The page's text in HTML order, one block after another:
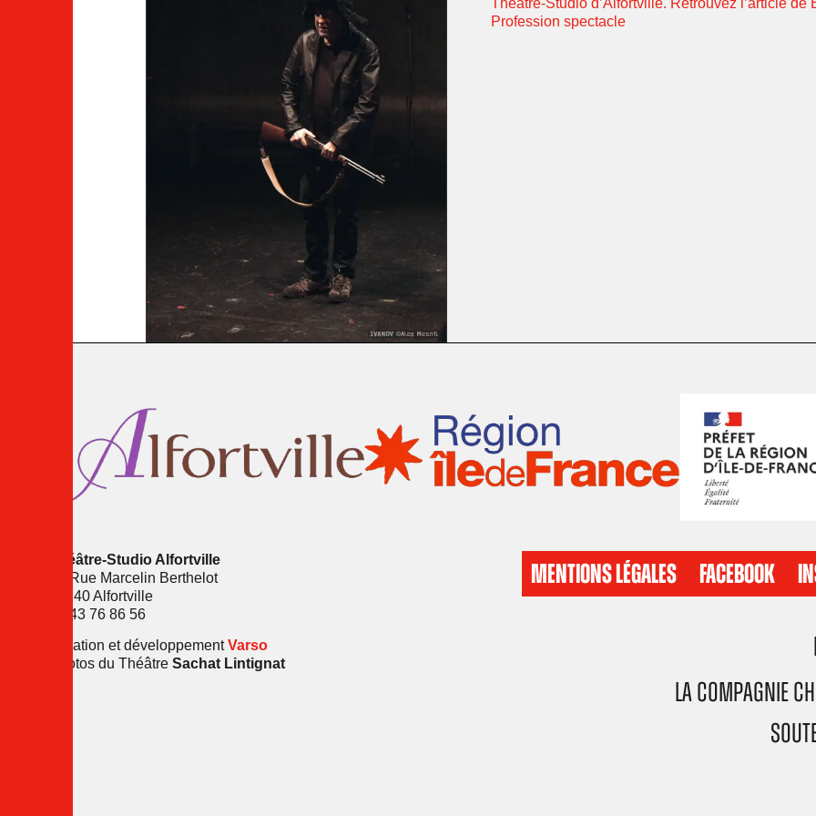
Profession spectacle
Théâtre-Studio Alfortville
16 Rue Marcelin Berthelot
94140 Alfortville
01 43 76 86 56
Création et développementVarso
Photos du Théâtre Sachat Lintignat
MENTIONS LÉGALES FACEBOOK
La Compagnie